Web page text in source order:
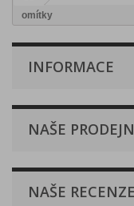
omítky
INFORMACE
NAŠE
NAŠE